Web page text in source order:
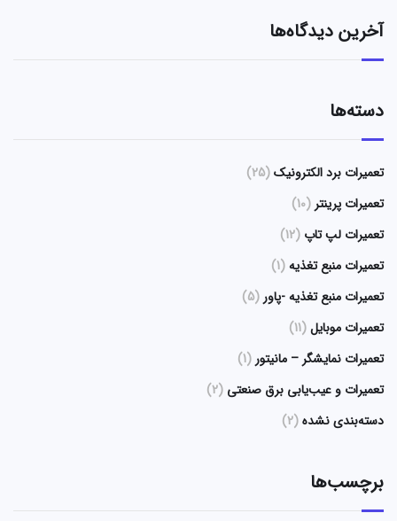
آخرین دیدگاه‌ها
دسته‌ها
تعمیرات برد الکترونیک(25)
تعمیرات پرینتر (10)
تعمیرات لپ تاپ (12)
تعمیرات منبع تغذیه(1)
تعمیرات منبع تغذیه -پاور (5)
تعمیرات موبایل(11)
تعمیرات نمایشگر – مانیتور (1)
تعمیرات و عیب‌یابی برق صنعتی (2)
دسته‌بندی نشده(2)
برچسب‌ها